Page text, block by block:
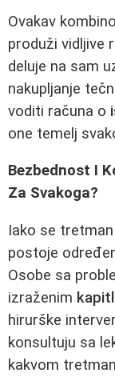
Ovakav
produži vidljive
deluje na sam
nakupljanje
voditi računa o
one temelj
Bezbednost I
Za Svakoga?
Iako se
postoje
Osobe sa
izraženim
hirurške
konsultuju sa
kakvom